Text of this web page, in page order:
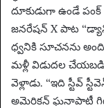
దూకుడుగా ఉండే
జనరేషన్ X పాట
ధ్వనికి సూచనను
మళ్లీ విడుదల
వెళ్లాడు. “ఇది స్టీవ్
అమెరికన్ ఘనాపాటీ